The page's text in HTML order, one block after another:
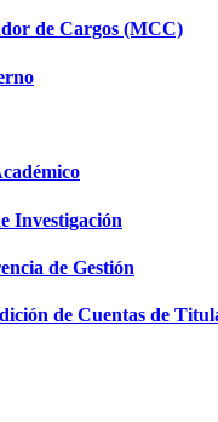
de Cargos (MCC)
Investigación
de Gestión
de Cuentas de